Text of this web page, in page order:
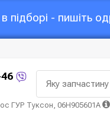
підборі - пишіть
Яку
ГУР Туксон, 06H905601A